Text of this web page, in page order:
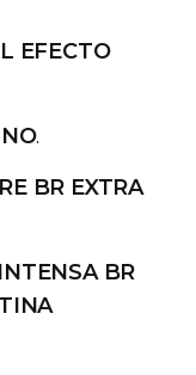
EFECTO
.
BR EXTRA
BR